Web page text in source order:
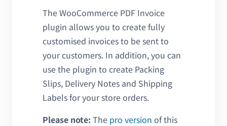
The WooCommerce PDF Invoice
plugin allows you to create fully
customised invoices to be sent to
your customers. In addition, you can
use the plugin to create Packing
Slips, Delivery Notes and Shipping
Labels for your store orders.
Please note: The pro version of this